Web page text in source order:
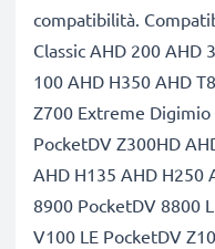
compatibilità.
Classic AHD 200 AHD
100 AHD H350 AHD
Z700 Extreme
PocketDV Z300HD
AHD H135 AHD H250
8900 PocketDV 8800
V100 LE PocketDV